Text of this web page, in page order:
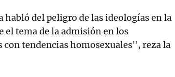
habló del peligro de las ideologías en la
el tema de la admisión en los
con tendencias homosexuales", reza la